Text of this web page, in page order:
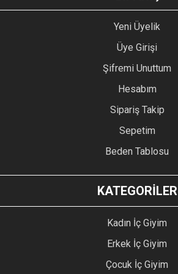
Yeni Üyelik
Üye Girişi
Şifremi Unuttum
Hesabım
Sipariş Takip
Sepetim
Beden Tablosu
KATEGORİLER
Kadın İç Giyim
Erkek İç Giyim
Çocuk İç Giyim